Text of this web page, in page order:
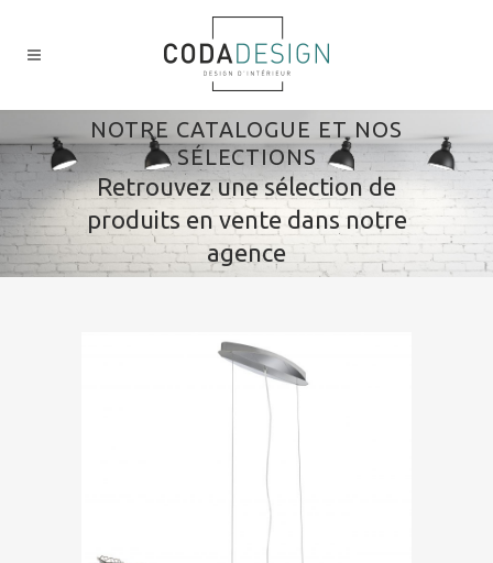
NOTRE CATALOGUE ET NOS
SÉLECTIONS
Retrouvez une sélection de
produits en vente dans notre
agence